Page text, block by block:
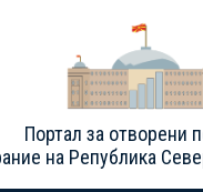
Портал за отворени
на Република